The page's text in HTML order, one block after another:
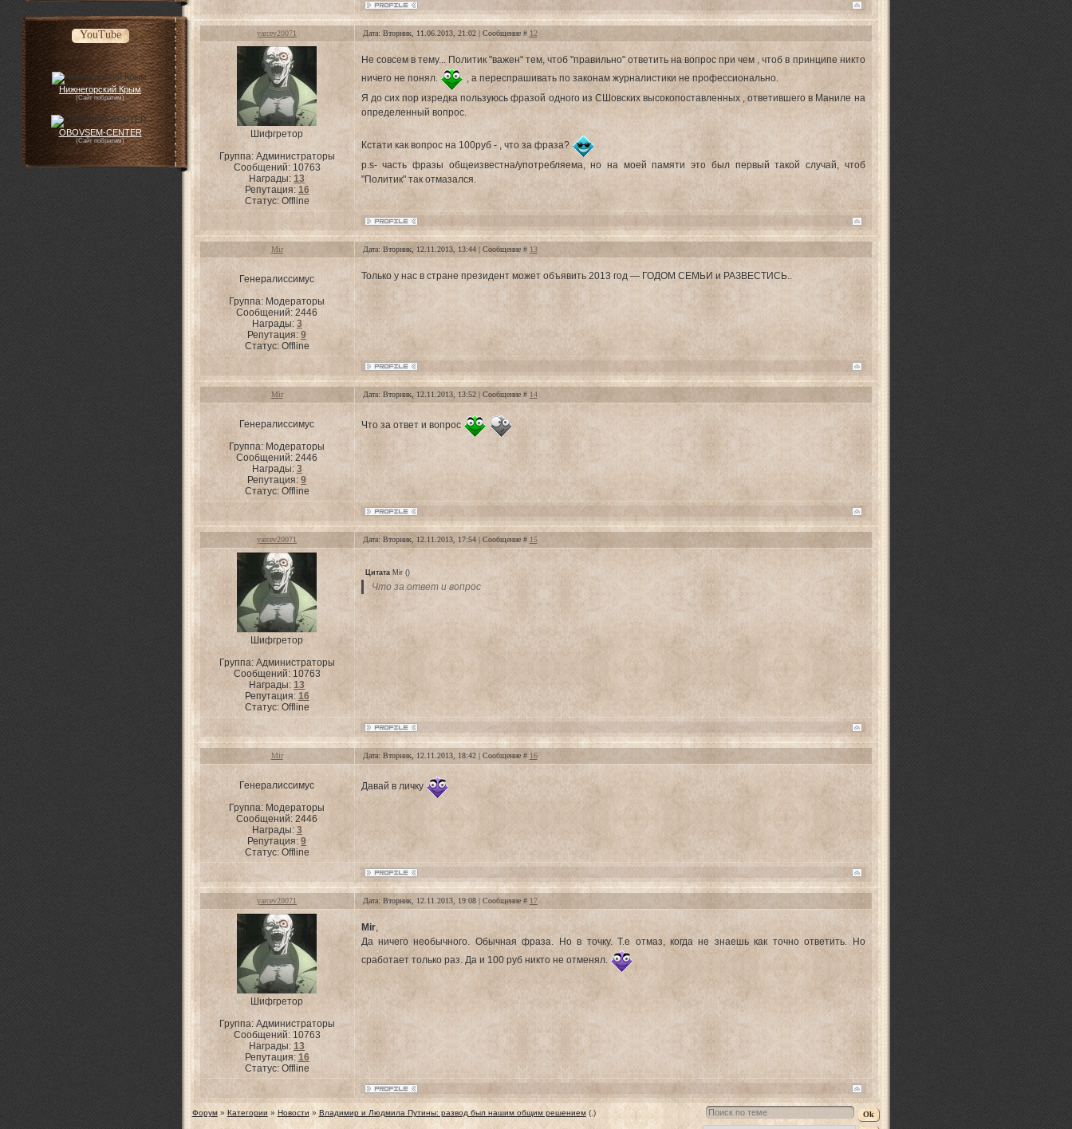
YouTube
Нижнегорский Крым
(Сайт побратим)
OBOVSEM-CENTER
(Сайт побратим)
yarcev20071 Дата: Вторник, 11.06.2013, 21:02 | Сообщение # 12
Шифгретор
Группа: Администраторы
Сообщений: 10763
Награды:13
Репутация: 16
Статус: Offline
Не совсем в тему... Политик "важен" тем, чтоб "правильно" ответить на вопрос при чем , чтоб в принципе никто
ничего не понял.
, а переспрашивать по законам журналистики не профессионально.
Я до сих пор изредка пользуюсь фразой одного из СШовских высокопоставленных , ответившего в Маниле на
определенный вопрос.
Кстати как вопрос на 100руб - , что за фраза?
p.s- часть фразы общеизвестна/употребляема, но на моей памяти это был первый такой случай, чтоб
"Политик" так отмазался.
Mir Дата: Вторник, 12.11.2013, 13:44 | Сообщение # 13
Генералиссимус
Группа: Модераторы
Сообщений:2446
Награды: 3
Репутация:9
Статус: Offline
Только у нас в стране президент может объявить 2013 год — ГОДОМ СЕМЬИ и РАЗВЕСТИСЬ..
Mir Дата: Вторник, 12.11.2013, 13:52 | Сообщение # 14
Генералиссимус
Группа: Модераторы
Сообщений:2446
Награды: 3
Репутация:9
Статус: Offline
Что за ответ и вопрос
yarcev20071 Дата: Вторник, 12.11.2013, 17:54 | Сообщение # 15
Шифгретор
Группа: Администраторы
Сообщений: 10763
Награды:13
Репутация: 16
Статус: Offline
Цитата Mir()
Что за ответ и вопрос
Mir Дата: Вторник, 12.11.2013, 18:42 | Сообщение # 16
Генералиссимус
Группа: Модераторы
Сообщений:2446
Награды: 3
Репутация:9
Статус: Offline
Давай в личку
yarcev20071 Дата: Вторник, 12.11.2013, 19:08 | Сообщение # 17
Шифгретор
Группа: Администраторы
Сообщений: 10763
Награды:13
Репутация: 16
Статус: Offline
Mir,
Да ничего необычного. Обычная фраза. Но в точку. Т.е отмаз, когда не знаешь как точно ответить. Но
сработает только раз. Да и 100 руб никто не отменял.
Форум » Категории » Новости » Владимир и Людмила Путины: развод был нашим общим решением (.)